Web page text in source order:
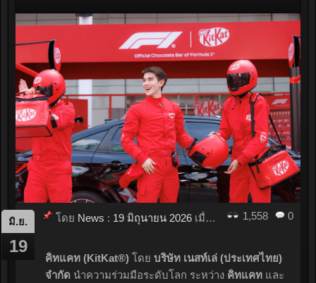
มิ.ย.
19
0
1,558
โดย News : 19 มิถุนายน 2026 เมื่อ 15:45
คิทแคท (KitKat®) โดย บริษัท เนสท์เล่ (ประเทศไทย)
จำกัด นำความร่วมมือระดับโลก ระหว่าง คิทแคท และ